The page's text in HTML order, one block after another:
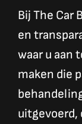
Bij The Car
en
waar u aan
maken die
uitgevoerd,